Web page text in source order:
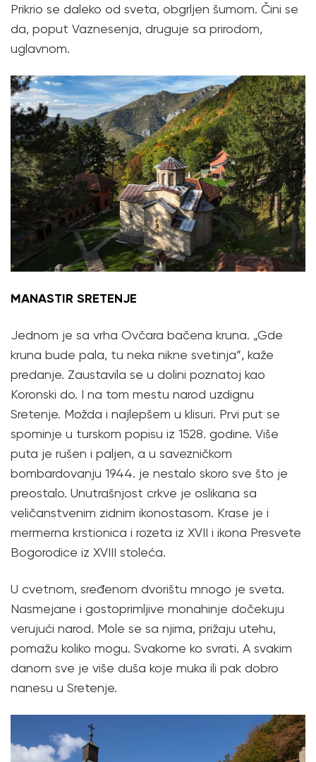
Prikrio se daleko od sveta, obgrljen šumom. Čini se
da, poput Vaznesenja, druguje sa prirodom,
uglavnom.
MANASTIR SRETENJE
Jednom je sa vrha Ovčara bačena kruna. „Gde
kruna bude pala, tu neka nikne svetinja”, kaže
predanje. Zaustavila se u dolini poznatoj kao
Koronski do. I na tom mestu narod uzdignu
Sretenje. Možda i najlepšem u klisuri. Prvi put se
spominje u turskom popisu iz 1528. godine. Više
puta je rušen i paljen, a u savezničkom
bombardovanju 1944. je nestalo skoro sve što je
preostalo. Unutrašnjost crkve je oslikana sa
veličanstvenim zidnim ikonostasom. Krase je i
mermerna krstionica i rozeta iz XVII i ikona Presvete
Bogorodice iz XVIII stoleća.
U cvetnom, sređenom dvorištu mnogo je sveta.
Nasmejane i gostoprimljive monahinje dočekuju
verujući narod. Mole se sa njima, prižaju utehu,
pomažu koliko mogu. Svakome ko svrati. A svakim
danom sve je više duša koje muka ili pak dobro
nanesu u Sretenje.